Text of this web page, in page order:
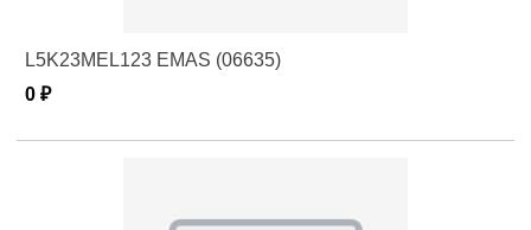
L5K23MEL123 EMAS (06635)
0 ₽